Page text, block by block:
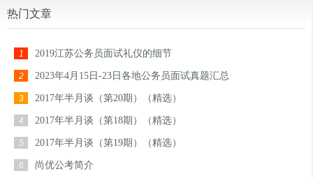
热门文章
1 2019江苏公务员面试礼仪的细节
2 2023年4月15日-23日各地公务员面试真题汇总
3 2017年半月谈（第20期）（精选）
4 2017年半月谈（第18期）（精选）
5 2017年半月谈（第19期）（精选）
6 尚优公考简介